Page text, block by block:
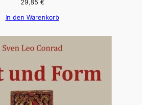
29,85 €
In den Warenkorb